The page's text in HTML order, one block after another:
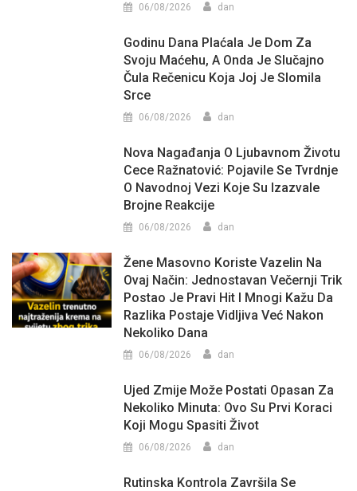
06/08/2026 dan
Godinu Dana Plaćala Je Dom Za
Svoju Maćehu, A Onda Je Slučajno
Čula Rečenicu Koja Joj Je Slomila
Srce
06/08/2026 dan
Nova Nagađanja O Ljubavnom Životu
Cece Ražnatović: Pojavile Se Tvrdnje
O Navodnoj Vezi Koje Su Izazvale
Brojne Reakcije
06/08/2026 dan
Žene Masovno Koriste Vazelin Na
Ovaj Način: Jednostavan Večernji Trik
Postao Je Pravi Hit I Mnogi Kažu Da
Razlika Postaje Vidljiva Već Nakon
Nekoliko Dana
06/08/2026 dan
Ujed Zmije Može Postati Opasan Za
Nekoliko Minuta: Ovo Su Prvi Koraci
Koji Mogu Spasiti Život
06/08/2026 dan
Rutinska Kontrola Završila Se